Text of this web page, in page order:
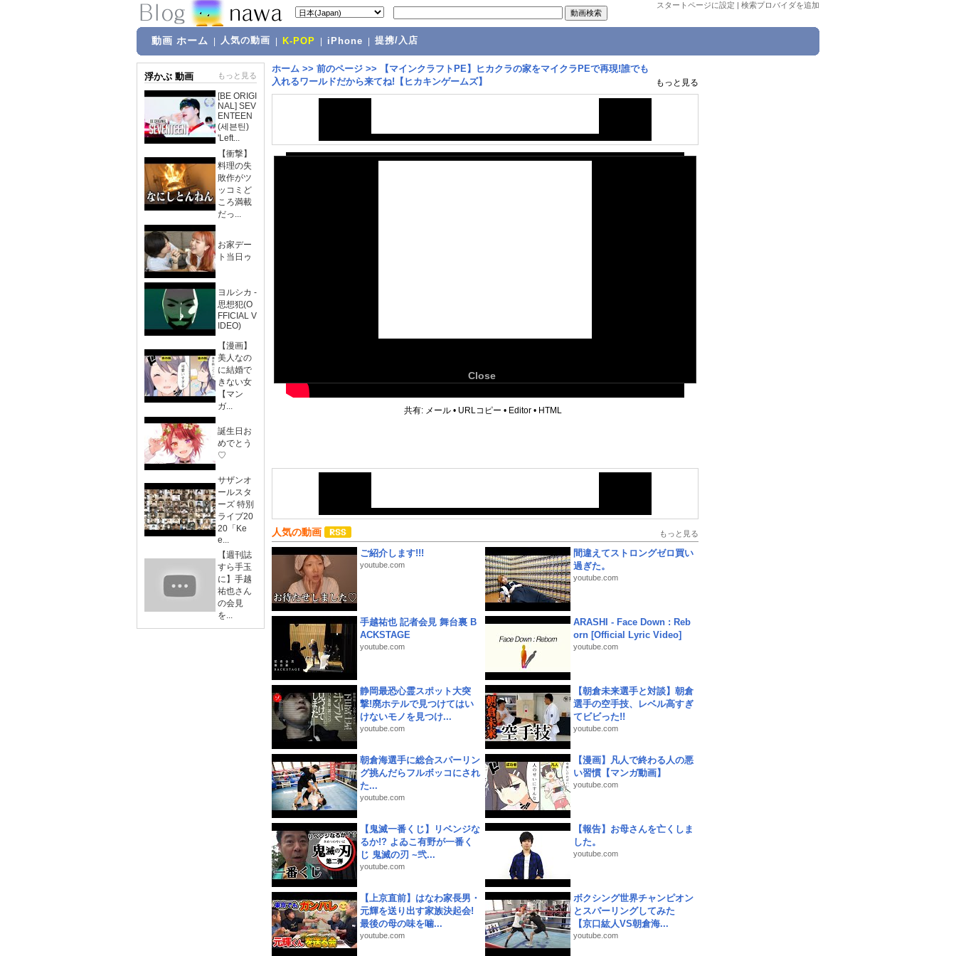
スタートページに設定 | 検索プロバイダを追加
動画 ホーム 人気の動画 K-POP iPhone 提携/入店
浮かぶ 動画 もっと見る
[BE ORIGI
NAL] SEV
ENTEEN
(세븐틴)
'Left...
【衝撃】
料理の失
敗作がツ
ッコミど
ころ満載
だっ...
お家デー
ト当日ゥ
ヨルシカ -
思想犯(O
FFICIAL V
IDEO)
【漫画】
美人なの
に結婚で
きない女
【マン
ガ...
誕生日お
めでとう
♡
サザンオ
ールスタ
ーズ 特別
ライブ20
20「Ke
e...
【週刊誌
すら手玉
に】手越
祐也さん
の会見
を...
ホーム >> 前のページ >>
【マインクラフトPE】ヒカクラの家をマイクラPEで再現!誰でも
入れるワールドだから来てね!【ヒカキンゲームズ】
もっと見る
Close
共有: メール • URLコピー • Editor • HTML
人気の動画 もっと見る
ご紹介します!!!
youtube.com
間違えてストロングゼロ買い
過ぎた。
youtube.com
手越祐也 記者会見 舞台裏 B
ACKSTAGE
youtube.com
ARASHI - Face Down : Reb
orn [Official Lyric Video]
youtube.com
静岡最恐心霊スポット大突
撃!廃ホテルで見つけてはい
けないモノを見つけ...
youtube.com
【朝倉未来選手と対談】朝倉
選手の空手技、レベル高すぎ
てビビった!!
youtube.com
朝倉海選手に総合スパーリン
グ挑んだらフルボッコにされ
た...
youtube.com
【漫画】凡人で終わる人の悪
い習慣【マンガ動画】
youtube.com
【鬼滅一番くじ】リベンジな
るか!? よゐこ有野が一番く
じ 鬼滅の刃 ~弐...
youtube.com
【報告】お母さんを亡くしま
した。
youtube.com
【上京直前】はなわ家長男・
元輝を送り出す家族決起会!
最後の母の味を噛...
youtube.com
ボクシング世界チャンピオン
とスパーリングしてみた
【京口紘人VS朝倉海...
youtube.com